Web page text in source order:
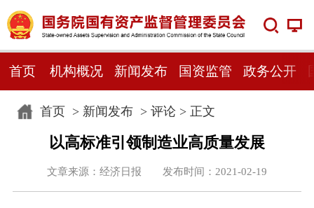
首页 机构概况 新闻发布 国资监管 政务公开
首页> 新闻发布> 评论 > 正文
以高标准引领制造业高质量发展
文章来源：经济日报 发布时间：2021-02-19